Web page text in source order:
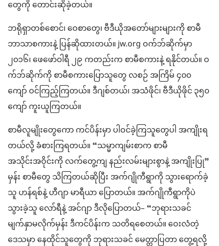
တွေကို တောင်းဆိုခဲ့တယ်။
ဘရိုရှာတစ်စောင်၊ ဝေစာတွေ၊ ဗီဒီယိုအတော်များများကို စာမီ
ဘာသာစကားနဲ့ ပြန်ဆိုထားတယ်။ jw.org ဝက်ဘ်ဆိုက်မှာ
၂၀၁၆၊ ဖေဖော်ဝါရီ ၂၉ ကတည်းက စာမီစကားနဲ့ ရနိုင်တယ်။ ဝ
က်ဘ်ဆိုက်ကို စာမီစကားပြောသူတွေ လစဉ် အကြိမ် ၄၀၀
ကျော် ဝင်ကြည့်ကြတယ်။ ဒီဂျစ်တယ်၊ အသံဖိုင်၊ ဗီဒီယိုဖိုင် ၃၅၀
ကျော် ကူးယူကြတယ်။
စာမီလူမျိုးတွေကော ကင်ပိန်းမှာ ပါဝင်ခဲ့ကြသူတွေပါ အကျိုးရ
တယ်လို့ ခံစားကြရတယ်။ “သမ္မာကျမ်းစာက စာမီ
အသိုင်းအဝိုင်းကို လက်တွေ့ကျ နည်းလမ်းများစွာနဲ့ အကျိုးပြု”
မှန်း စာမီတွေ သိကြတယ်ဆိုပြီး အက်ဂျိုကီရွာကို သွားရောက်ခဲ့
သူ ဟန်ရစ်နဲ့ ဟီဂျာ မာရီယာ ပြောတယ်။ အက်ဂျိုကီရွာကိုပဲ
သွားခဲ့သူ လော်ရီနဲ့ အင်ဂျာ ဒီလိုပြောတယ်– “ဘုရားသခင်
မျက်နှာမလိုက်မှန်း ဒီကင်ပိန်းက သတိရစေတယ်။ ဝေးလံတဲ့
ဒေသမှာ နေထိုင်သူတွေကို ဘုရားသခင် မေတ္တာပြတာ တွေ့ရလို့